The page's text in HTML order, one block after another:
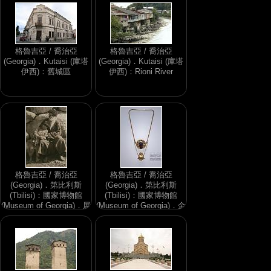
格魯吉亞 / 喬治亞
(Georgia)．Kutaisi (庫塔
伊西)：舊城區
格魯吉亞 / 喬治亞
(Georgia)．Kutaisi (庫塔
伊西)：Rioni River
格魯吉亞 / 喬治亞
(Georgia)．第比利斯
(Tbilisi)：國家博物館
(Museum of Georgia)．展
出的老照片
格魯吉亞 / 喬治亞
(Georgia)．第比利斯
(Tbilisi)：國家博物館
(Museum of Georgia)．金
飾展品